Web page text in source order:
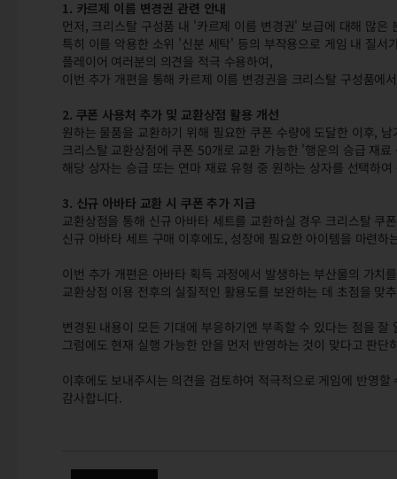
1. 카르제 이름 변경권 관련 안내
먼저, 크리스탈 구성품 내 '카르제 이름 변경권' 보급에 대해 많은
특히 이를 악용한 소위 '신분 세탁' 등의 부작용으로 게임 내 질서
플레이어 여러분의 의견을 적극 수용하여,
이번 추가 개편을 통해 카르제 이름 변경권을 크리스탈 구성품에
2. 쿠폰 사용처 추가 및 교환상점 활용 개선
원하는 물품을 교환하기 위해 필요한 쿠폰 수량에 도달한 이후,
크리스탈 교환상점에 쿠폰 50개로 교환 가능한 '행운의 승급 재
해당 상자는 승급 또는 연마 재료 유형 중 원하는 상자를 선택하
3. 신규 아바타 교환 시 쿠폰 추가 지급
교환상점을 통해 신규 아바타 세트를 교환하실 경우 크리스탈
신규 아바타 세트 구매 이후에도, 성장에 필요한 아이템을 마련
이번 추가 개편은 아바타 획득 과정에서 발생하는 부산물의 가치
교환상점 이용 전후의 실질적인 활용도를 보완하는 데 초점을 맞
변경된 내용이 모든 기대에 부응하기엔 부족할 수 있다는 점을 잘
그럼에도 현재 실행 가능한 안을 먼저 반영하는 것이 맞다고 판단
이후에도 보내주시는 의견을 검토하여 적극적으로 게임에 반영
감사합니다.